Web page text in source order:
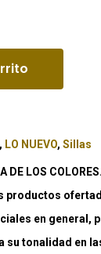
LO NUEVO, Sillas
DE LOS
productos
en general,
su tonalidad en